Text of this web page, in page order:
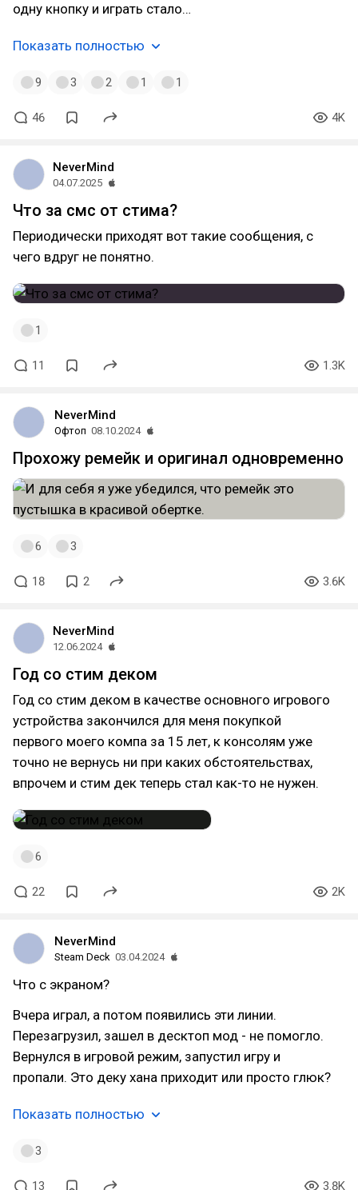
одну кнопку и играть стало…
Показать полностью
9 3 2 1 1
46 4K
NeverMind
04.07.2025
Что за смс от стима?
Периодически приходят вот такие сообщения, с
чего вдруг не понятно.
1
11 1.3K
NeverMind
Офтоп 08.10.2024
Прохожу ремейк и оригинал одновременно
6 3
18 2 3.6K
NeverMind
12.06.2024
Год со стим деком
Год со стим деком в качестве основного игрового
устройства закончился для меня покупкой
первого моего компа за 15 лет, к консолям уже
точно не вернусь ни при каких обстоятельствах,
впрочем и стим дек теперь стал как-то не нужен.
6
22 2K
NeverMind
Steam Deck 03.04.2024
Что с экраном?
Вчера играл, а потом появились эти линии.
Перезагрузил, зашел в десктоп мод - не помогло.
Вернулся в игровой режим, запустил игру и
пропали. Это деку хана приходит или просто глюк?
Показать полностью
3
13 3.8K